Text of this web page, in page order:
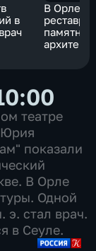
в
В Орле
театре
показали
В Орле
Одной
э. стал врач.
в Сеуле.